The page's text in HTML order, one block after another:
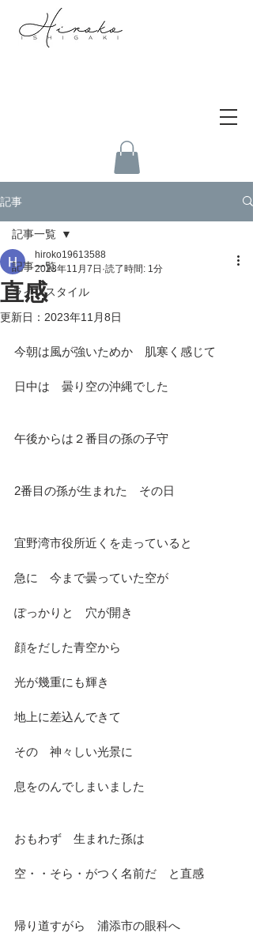
記事
記事一覧
ライフスタイル
記事一覧
直感
hiroko19613588
2023年11月7日 読了時間: 1分
更新日： 2023年11月8日
今朝は風が強いためか　肌寒く感じて
日中は　曇り空の沖縄でした
午後からは２番目の孫の子守
2番目の孫が生まれた　その日
宜野湾市役所近くを走っていると
急に　今まで曇っていた空が
ぽっかりと　穴が開き
顔をだした青空から
光が幾重にも輝き
地上に差込んできて
その　神々しい光景に
息をのんでしまいました
おもわず　生まれた孫は
空・・そら・がつく名前だ　と直感
帰り道すがら　浦添市の眼科へ